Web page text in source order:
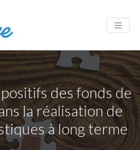
des fonds de
la réalisation de
à long terme